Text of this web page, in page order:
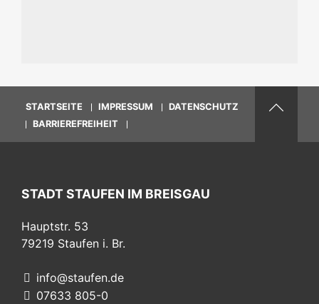
STARTSEITE IMPRESSUM
DATENSCHUTZ
BARRIEREFREIHEIT
STADT STAUFEN IM BREISGAU
Hauptstr. 53
79219 Staufen i. Br.
info@staufen.de
07633 805-0